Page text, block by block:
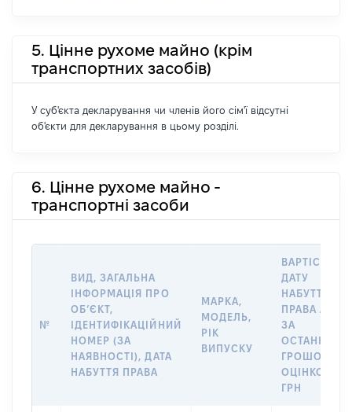
5. Цінне рухоме майно (крім
транспортних засобів)
У суб'єкта декларування чи членів його сім'ї відсутні
об'єкти для декларування в цьому розділі.
6. Цінне рухоме майно -
транспортні засоби
№
ВИД, ЗАГАЛЬНА
ІНФОРМАЦІЯ ПРО
ОБʼЄКТ,
ІДЕНТИФІКАЦІЙНИЙ
НОМЕР (ЗА
НАЯВНОСТІ), ДАТА
НАБУТТЯ ПРАВА
МАРКА,
МОДЕЛЬ,
РІК
ВИПУСКУ
ВАРТІСТЬ НА
ДАТУ
НАБУТТЯ
ПРАВА АБО
ЗА
ГРОШОВОЮ
ОЦІНКОЮ,
ГРН